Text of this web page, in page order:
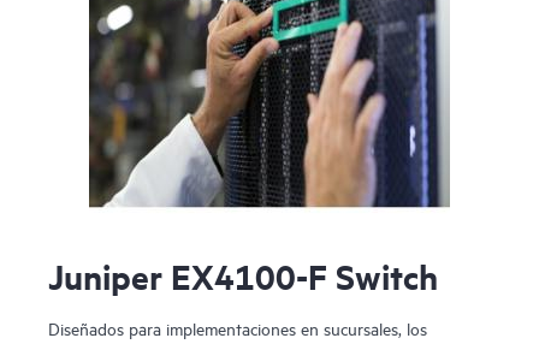
Juniper EX4100-F Switch
Diseñados para implementaciones en sucursales, los